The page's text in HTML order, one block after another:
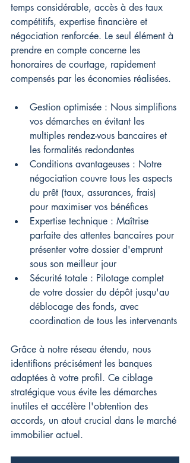
temps considérable, accès à des taux
compétitifs, expertise financière et
négociation renforcée. Le seul élément à
prendre en compte concerne les
honoraires de courtage, rapidement
compensés par les économies réalisées.
Gestion optimisée : Nous simplifions
vos démarches en évitant les
multiples rendez-vous bancaires et
les formalités redondantes
Conditions avantageuses : Notre
négociation couvre tous les aspects
du prêt (taux, assurances, frais)
pour maximiser vos bénéfices
Expertise technique : Maîtrise
parfaite des attentes bancaires pour
présenter votre dossier d'emprunt
sous son meilleur jour
Sécurité totale : Pilotage complet
de votre dossier du dépôt jusqu'au
déblocage des fonds, avec
coordination de tous les intervenants
Grâce à notre réseau étendu, nous
identifions précisément les banques
adaptées à votre profil. Ce ciblage
stratégique vous évite les démarches
inutiles et accélère l'obtention des
accords, un atout crucial dans le marché
immobilier actuel.